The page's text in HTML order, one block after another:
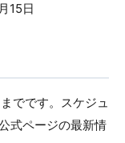
15日
でです。スケジュ
式ページの最新情